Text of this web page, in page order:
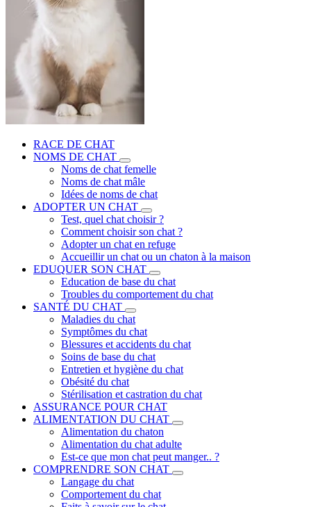
RACE DE CHAT
NOMS DE CHAT
Noms de chat femelle
Noms de chat mâle
Idées de noms de chat
ADOPTER UN CHAT
Test, quel chat choisir ?
Comment choisir son chat ?
Adopter un chat en refuge
Accueillir un chat ou un chaton à la maison
EDUQUER SON CHAT
Education de base du chat
Troubles du comportement du chat
SANTÉ DU CHAT
Maladies du chat
Symptômes du chat
Blessures et accidents du chat
Soins de base du chat
Entretien et hygiène du chat
Obésité du chat
Stérilisation et castration du chat
ASSURANCE POUR CHAT
ALIMENTATION DU CHAT
Alimentation du chaton
Alimentation du chat adulte
Est-ce que mon chat peut manger.. ?
COMPRENDRE SON CHAT
Langage du chat
Comportement du chat